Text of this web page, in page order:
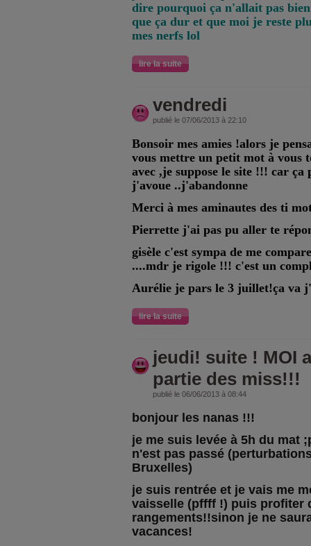
dire pourquoi ça n'allait pas
que ça dur et que moi je reste
mes nerfs lol
lire la suite
vendredi
publié le 07/06/2013 à 22:10
Bonsoir mes amies !alors je
vous mettre un petit mot à vous
avec ,je suppose le site !!! car
j'avoue ..j'abandonne
Merci à mes aminautes des ti
Pierrette j'ai pas pu aller te
gisèle c'est sympa de me
....mdr je rigole !!! c'est un
Aurélie je pars le 3 juillet!ça va
lire la suite
jeudi! suite ! MOI
partie des miss!!!
publié le 06/06/2013 à 08:44
bonjour les nanas !!!
je me suis levée à 5h du mat
n'est pas passé
Bruxelles)
je suis rentrée et je vais me
vaisselle (pffff !) puis profiter
rangements!!sinon je ne
vacances!